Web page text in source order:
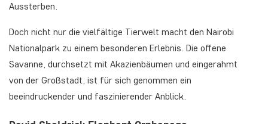
Aussterben.
Doch nicht nur die vielfältige Tierwelt macht den Nairobi
Nationalpark zu einem besonderen Erlebnis. Die offene
Savanne, durchsetzt mit Akazienbäumen und eingerahmt
von der Großstadt, ist für sich genommen ein
beeindruckender und faszinierender Anblick.